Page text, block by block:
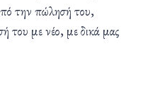
την πώλησή του,
του με νέο, με δικά μας